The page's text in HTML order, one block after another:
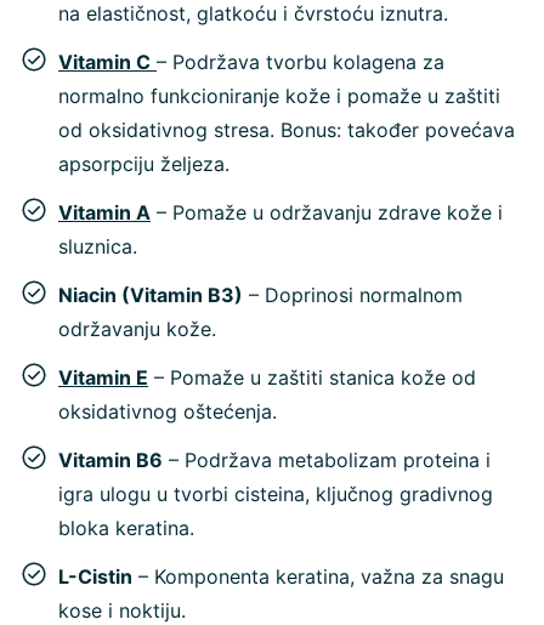
na elastičnost, glatkoću i čvrstoću iznutra.
Vitamin C – Podržava tvorbu kolagena za
normalno funkcioniranje kože i pomaže u zaštiti
od oksidativnog stresa. Bonus: također povećava
apsorpciju željeza.
Vitamin A – Pomaže u održavanju zdrave kože i
sluznica.
Niacin (Vitamin B3) – Doprinosi normalnom
održavanju kože.
Vitamin E – Pomaže u zaštiti stanica kože od
oksidativnog oštećenja.
Vitamin B6 – Podržava metabolizam proteina i
igra ulogu u tvorbi cisteina, ključnog gradivnog
bloka keratina.
L-Cistin – Komponenta keratina, važna za snagu
kose i noktiju.